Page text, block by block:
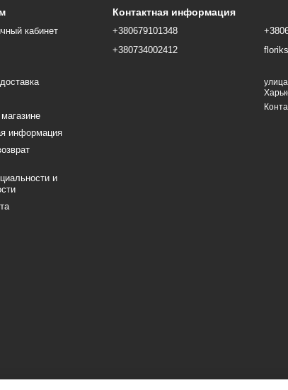
кабинет
информация
и
Контактная информация
+380679101348
+380734002412